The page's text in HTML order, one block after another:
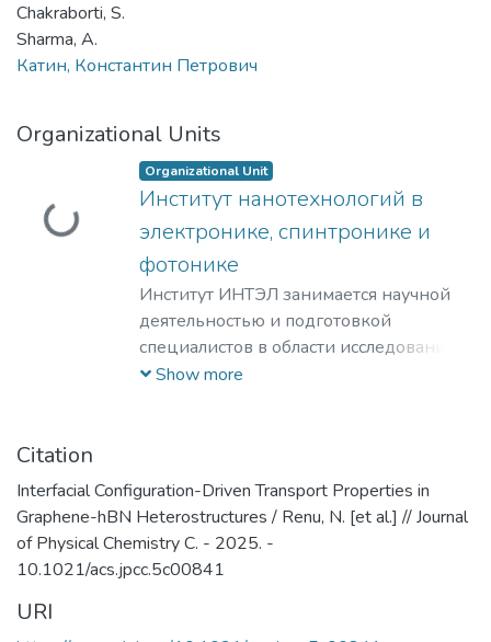
Chakraborti, S.
Sharma, A.
Катин, Константин Петрович
Organizational Units
Loading...
Organizational Unit
Институт нанотехнологий в
электронике, спинтронике и
фотонике
Институт ИНТЭЛ занимается научной
деятельностью и подготовкой
специалистов в области исследования
физических принципов,
специального назначения, а также
построения современных приборов на
её основе.
​Наша основная цель – это создание и
наноструктурных материалов и
Show more
Citation
Interfacial Configuration-Driven Transport Properties in
Graphene-hBN Heterostructures / Renu, N. [et al.] // Journal
of Physical Chemistry C. - 2025. -
10.1021/acs.jpcc.5c00841
URI